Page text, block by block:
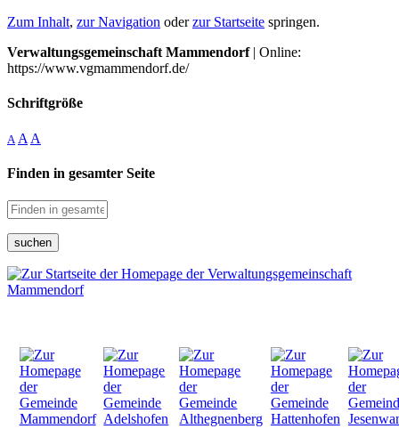
Zum Inhalt, zur Navigation oderzur Startseite springen.
Verwaltungsgemeinschaft Mammendorf| Online:
https://www.vgmammendorf.de/
Schriftgröße
A A A
Finden in gesamter Seite
suchen